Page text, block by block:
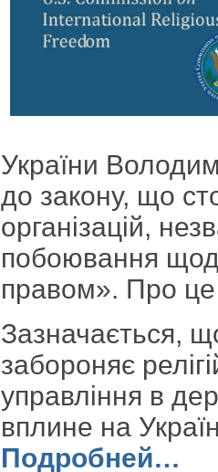
України
до закону, що
організацій,
побоювання
правом». Про
Зазначається,
забороняє
управління в
вплине на
Подробней…